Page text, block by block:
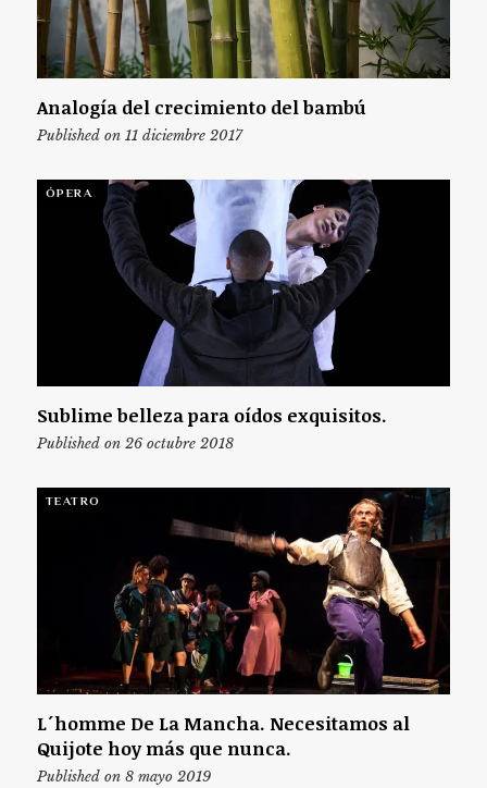
Analogía del crecimiento del bambú
Published on 11 diciembre 2017
ÓPERA
Sublime belleza para oídos exquisitos.
Published on 26 octubre 2018
TEATRO
L´homme De La Mancha. Necesitamos al
Quijote hoy más que nunca.
Published on 8 mayo 2019